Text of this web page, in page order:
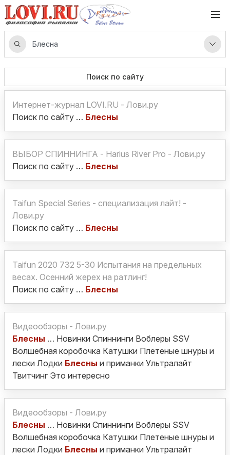
Поиск по сайту
Интернет-журнал LOVI.RU - Лови.ру
Поиск по сайту … Блесны
ВЫБОР СПИННИНГА - Harius River Pro - Лови.ру
Поиск по сайту … Блесны
Taifun Special Series - специализация лайт! -
Лови.ру
Поиск по сайту … Блесны
Taifun 2020 732 5-30 Испытания на предельных
весах. Осенний жерех на ратлинг!
Поиск по сайту … Блесны
Видеообзоры - Лови.ру
Блесны … Новинки Спиннинги Воблеры SSV
Волшебная коробочка Катушки Плетеные шнуры и
лески Лодки Блесны и приманки Ультралайт
Твитчинг Это интересно
Видеообзоры - Лови.ру
Блесны … Новинки Спиннинги Воблеры SSV
Волшебная коробочка Катушки Плетеные шнуры и
лески Лодки Блесны и приманки Ультралайт